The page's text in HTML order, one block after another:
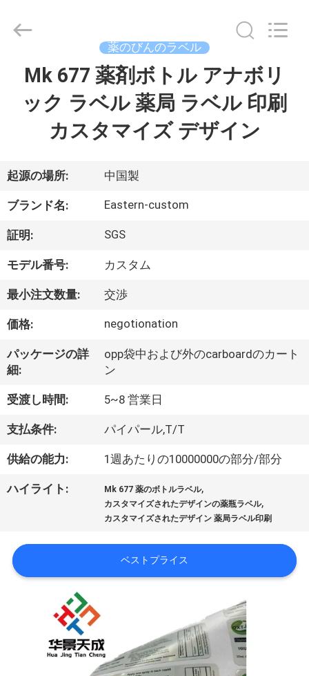
ダ
ク
ト
私
に
つ
い
て
工
場
行
2017
(Xiamen)
薬のびんのラベル
Mk 677 薬剤ボトル アナボリ
ック ラベル 薬局 ラベル 印刷
カスタマイズ デザイン
起源の場所: 中国製
ブランド名: Eastern-custom
証明: SGS
モデル番号: カスタム
最小注文数量: 交渉
価格: negotionation
パッケージの詳
細:
opp袋中および外のcarboardのカート
ン
受渡し時間: 5~8 営業日
支払条件: パイパール,T/T
供給の能力: 1週あたりの10000000の部分/部分
ハイライト: Mk 677 薬のボトルラベル,
カスタマイズされたデザインの薬瓶ラベル,
カスタマイズされたデザイン 薬局ラベル印刷
ベストプライス